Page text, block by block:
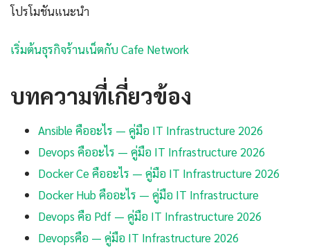
โปรโมชันแนะนำ
เริ่มต้นธุรกิจร้านเน็ตกับ Cafe Network
บทความที่เกี่ยวข้อง
Ansible คืออะไร — คู่มือ IT Infrastructure 2026
Devops คืออะไร — คู่มือ IT Infrastructure 2026
Docker Ce คืออะไร — คู่มือ IT Infrastructure 2026
Docker Hub คืออะไร — คู่มือ IT Infrastructure
Devops คือ Pdf — คู่มือ IT Infrastructure 2026
Devopsคือ — คู่มือ IT Infrastructure 2026